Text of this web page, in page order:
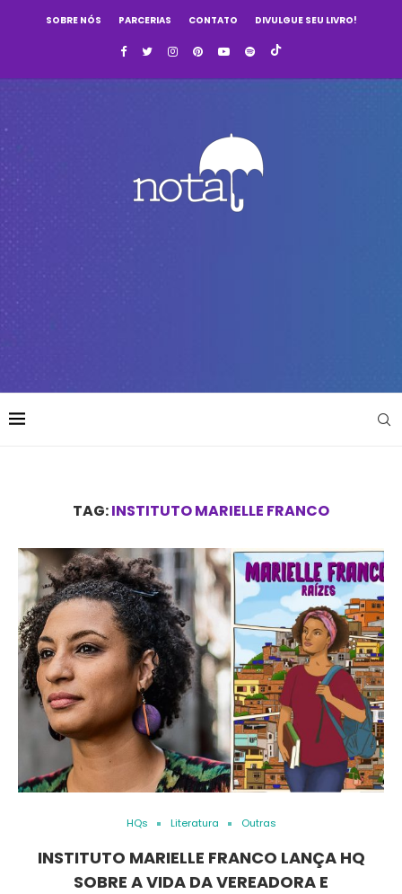
SOBRE NÓS PARCERIAS CONTATO DIVULGUE SEU LIVRO!
TAG:INSTITUTO MARIELLE FRANCO
HQs Literatura Outras
INSTITUTO MARIELLE FRANCO LANÇA HQ
SOBRE A VIDA DA VEREADORA E